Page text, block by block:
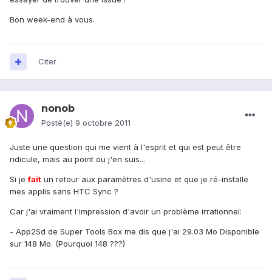
Bon week-end à vous.
Citer
nonob
Posté(e) 9 octobre 2011
Juste une question qui me vient à l'esprit et qui est peut être
ridicule, mais au point ou j'en suis...
Si jefait un retour aux paramètres d'usine et que je ré-installe
mes applis sans HTC Sync ?
Car j'ai vraiment l'impression d'avoir un problème irrationnel:
- App2Sd de Super Tools Box me dis que j'ai 29.03 Mo Disponible
sur 148 Mo. (Pourquoi 148 ???)